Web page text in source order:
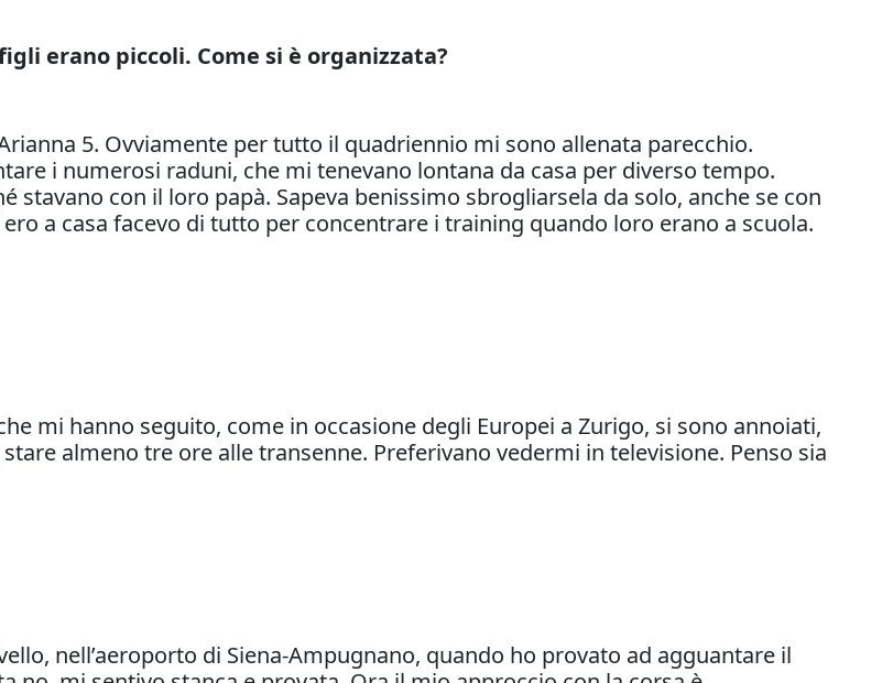
erano piccoli. Come si è organizzata?
5. Ovviamente per tutto il quadriennio mi sono allenata parecchio.
i numerosi raduni, che mi tenevano lontana da casa per diverso tempo.
stavano con il loro papà. Sapeva benissimo sbrogliarsela da solo, anche se con
a casa facevo di tutto per concentrare i training quando loro erano a scuola.
mi hanno seguito, come in occasione degli Europei a Zurigo, si sono annoiati,
almeno tre ore alle transenne. Preferivano vedermi in televisione. Penso sia
nell’aeroporto di Siena-Ampugnano, quando ho provato ad agguantare il